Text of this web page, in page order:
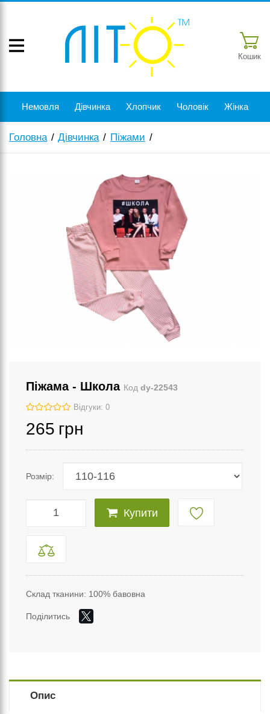
Кошик
Немовля Дівчинка Хлопчик Чоловік Жінка
Головна Дівчинка Піжами
Піжама - Школа Код dy-22543
Відгуки: 0
265 грн
Розмір:
Купити
Склад тканини: 100% бавовна
Поділитись
Опис